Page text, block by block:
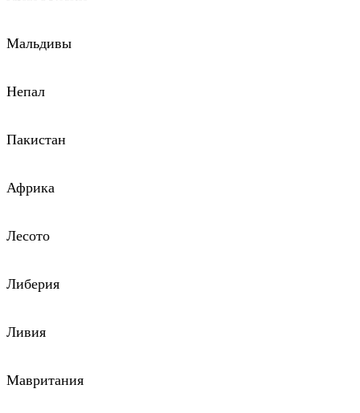
Мальдивы
Непал
Пакистан
Африка
Лесото
Либерия
Ливия
Мавритания